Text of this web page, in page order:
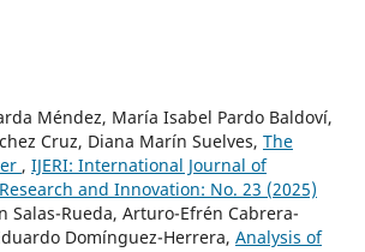
Méndez, María Isabel Pardo Baldoví,
Cruz, Diana Marín Suelves, The
, IJERI: International Journal of
and Innovation: No. 23 (2025)
Salas-Rueda, Arturo-Efrén Cabrera-
Domínguez-Herrera, Analysis of